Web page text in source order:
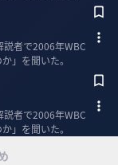
説者で2006年WBC
」を聞いた。
説者で2006年WBC
」を聞いた。